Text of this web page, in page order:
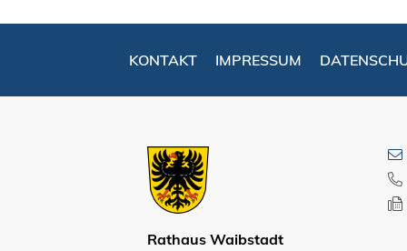
KONTAKT IMPRESSUM
Rathaus Waibstadt